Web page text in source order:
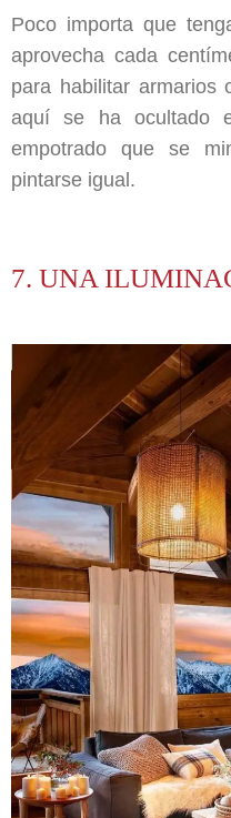
Poco importa que
aprovecha cada
para habilitar armarios
aquí se ha ocultado
empotrado que se
pintarse igual.
7. UNA